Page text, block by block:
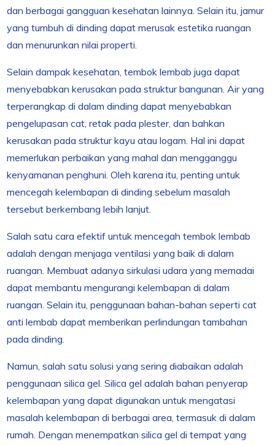
dan berbagai gangguan kesehatan lainnya. Selain itu, jamur
yang tumbuh di dinding dapat merusak estetika ruangan
dan menurunkan nilai properti.
Selain dampak kesehatan, tembok lembab juga dapat
menyebabkan kerusakan pada struktur bangunan. Air yang
terperangkap di dalam dinding dapat menyebabkan
pengelupasan cat, retak pada plester, dan bahkan
kerusakan pada struktur kayu atau logam. Hal ini dapat
memerlukan perbaikan yang mahal dan mengganggu
kenyamanan penghuni. Oleh karena itu, penting untuk
mencegah kelembapan di dinding sebelum masalah
tersebut berkembang lebih lanjut.
Salah satu cara efektif untuk mencegah tembok lembab
adalah dengan menjaga ventilasi yang baik di dalam
ruangan. Membuat adanya sirkulasi udara yang memadai
dapat membantu mengurangi kelembapan di dalam
ruangan. Selain itu, penggunaan bahan-bahan seperti cat
anti lembab dapat memberikan perlindungan tambahan
pada dinding.
Namun, salah satu solusi yang sering diabaikan adalah
penggunaan silica gel. Silica gel adalah bahan penyerap
kelembapan yang dapat digunakan untuk mengatasi
masalah kelembapan di berbagai area, termasuk di dalam
rumah. Dengan menempatkan silica gel di tempat yang